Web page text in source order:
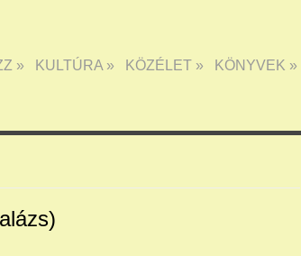
» KULTÚRA » KÖZÉLET » KÖNYVEK »